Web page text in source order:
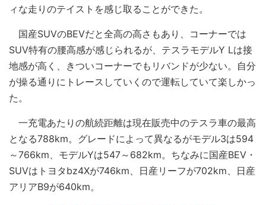
ィな走りのテイストを感じ取ることができた。
国産SUVのBEVだと全高の高さもあり、コーナーでは
SUV特有の腰高感が感じられるが、テスラモデルY Lは接
地感が高く、きついコーナーでもリバンドが少ない。自分
が操る通りにトレースしていくので運転していて楽しかっ
た。
一充電あたりの航続距離は現在販売中のテスラ車の最高
となる788km。グレードによって異なるがモデル3は594
～766km、モデルYは547～682km。ちなみに国産BEV・
SUVはトヨタbz4Xが746km、日産リーフが702km、日産
アリアB9が640km。